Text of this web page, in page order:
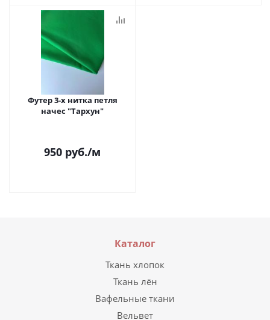
Футер 3-х нитка петля
начес "Тархун"
950 руб./м
Каталог
Ткань хлопок
Ткань лён
Вафельные ткани
Вельвет